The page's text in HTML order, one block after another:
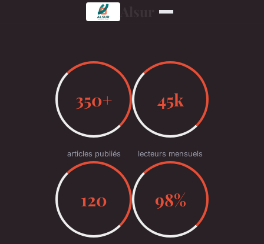
350+
articles publiés
45k
lecteurs mensuels
120 98%